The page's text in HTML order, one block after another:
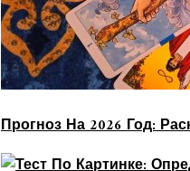
Прогноз На 2026 Год: